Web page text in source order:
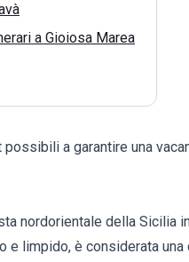
a Gioiosa Marea
a garantire una
nordorientale della Sicilia
e limpido, è considerata